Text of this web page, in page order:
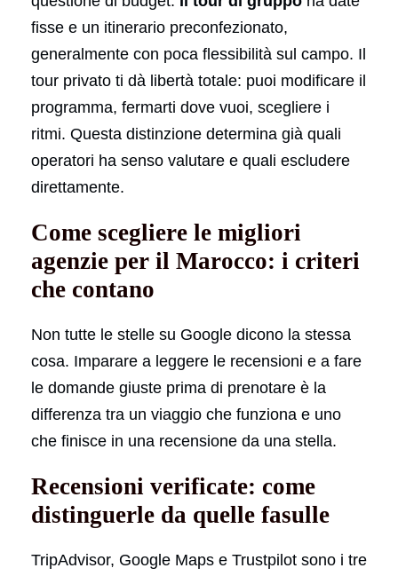
fisse e un itinerario preconfezionato,
generalmente con poca flessibilità sul campo. Il
tour privato ti dà libertà totale: puoi modificare il
programma, fermarti dove vuoi, scegliere i
ritmi. Questa distinzione determina già quali
operatori ha senso valutare e quali escludere
direttamente.
Come scegliere le migliori
agenzie per il Marocco: i criteri
che contano
Non tutte le stelle su Google dicono la stessa
cosa. Imparare a leggere le recensioni e a fare
le domande giuste prima di prenotare è la
differenza tra un viaggio che funziona e uno
che finisce in una recensione da una stella.
Recensioni verificate: come
distinguerle da quelle fasulle
TripAdvisor, Google Maps e Trustpilot sono i tre